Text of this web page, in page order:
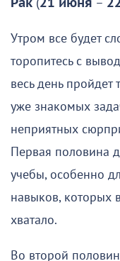
Рак (21 июня –
Утром все будет
торопитесь с
весь день пройдет
уже знакомых
неприятных
Первая половина
учебы, особенно
навыков, которых
хватало.
Во второй